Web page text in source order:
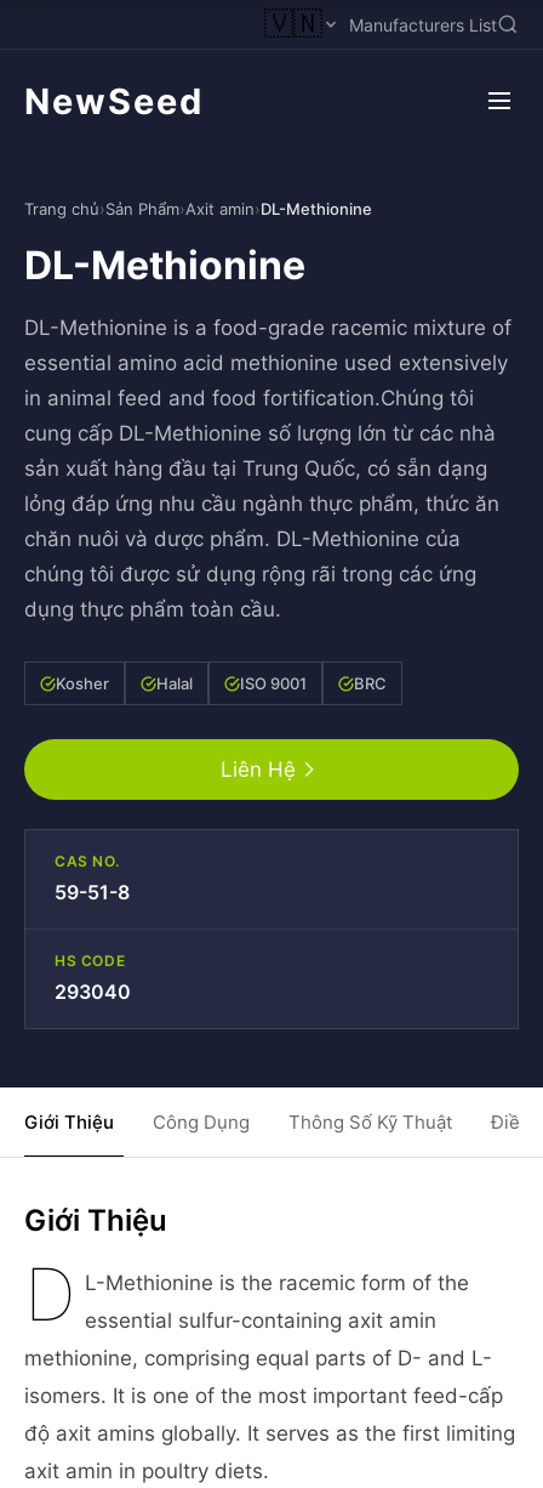
🇻🇳 Manufacturers List
NewSeed
Trang chủ›Sản Phẩm›Axit amin›DL-Methionine
DL-Methionine
DL-Methionine is a food-grade racemic mixture of
essential amino acid methionine used extensively
in animal feed and food fortification.Chúng tôi
cung cấp DL-Methionine số lượng lớn từ các nhà
sản xuất hàng đầu tại Trung Quốc, có sẵn dạng
lỏng đáp ứng nhu cầu ngành thực phẩm, thức ăn
chăn nuôi và dược phẩm. DL-Methionine của
chúng tôi được sử dụng rộng rãi trong các ứng
dụng thực phẩm toàn cầu.
Kosher Halal ISO 9001 BRC
Liên Hệ
CAS NO.
59-51-8
HS CODE
293040
Giới Thiệu Công Dụng Thông Số Kỹ Thuật Điều
Giới Thiệu
D L-Methionine is the racemic form of the
essential sulfur-containing axit amin
methionine, comprising equal parts of D- and L-
isomers. It is one of the most important feed-cấp
độ axit amins globally. It serves as the first limiting
axit amin in poultry diets.